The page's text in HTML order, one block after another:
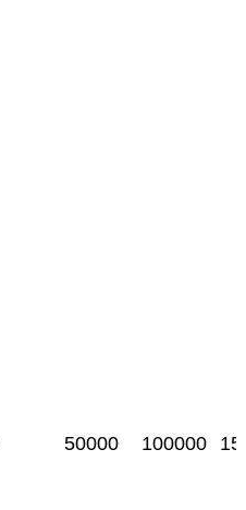
50000 100000